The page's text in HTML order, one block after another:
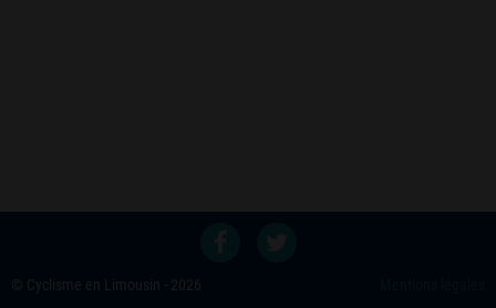
© Cyclisme en Limousin - 2026